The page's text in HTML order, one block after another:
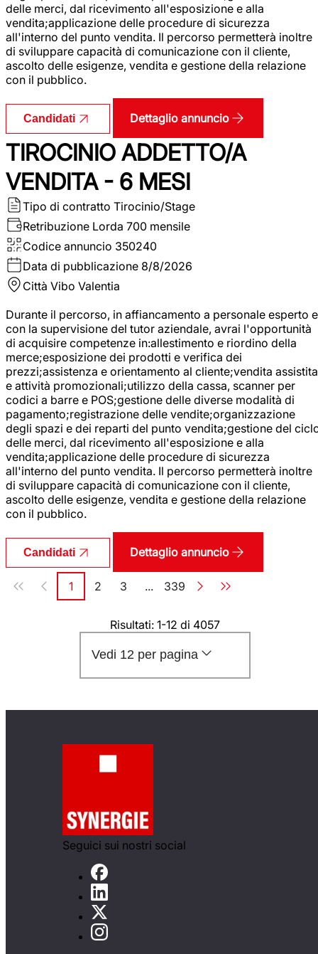
delle merci, dal ricevimento all'esposizione e alla
vendita;applicazione delle procedure di sicurezza
all'interno del punto vendita. Il percorso permetterà inoltre
di sviluppare capacità di comunicazione con il cliente,
ascolto delle esigenze, vendita e gestione della relazione
con il pubblico.
Candidati Dettaglio annuncio
TIROCINIO ADDETTO/A
VENDITA - 6 MESI
Tipo di contratto Tirocinio/Stage
Retribuzione Lorda 700 mensile
Codice annuncio 350240
Data di pubblicazione 8/8/2026
Città Vibo Valentia
Durante il percorso, in affiancamento a personale esperto e
con la supervisione del tutor aziendale, avrai l'opportunità
di acquisire competenze in:allestimento e riordino della
merce;esposizione dei prodotti e verifica dei
prezzi;assistenza e orientamento al cliente;vendita assistita
e attività promozionali;utilizzo della cassa, scanner per
codici a barre e POS;gestione delle diverse modalità di
pagamento;registrazione delle vendite;organizzazione
degli spazi e dei reparti del punto vendita;gestione del
delle merci, dal ricevimento all'esposizione e alla
vendita;applicazione delle procedure di sicurezza
all'interno del punto vendita. Il percorso permetterà inoltre
di sviluppare capacità di comunicazione con il cliente,
ascolto delle esigenze, vendita e gestione della relazione
con il pubblico.
Candidati Dettaglio annuncio
Paginazione
Pagina
1 Pagina
2 Pagina
3 ... Pagina
339
Risultati: 1-12 di 4057
Vedi 12 per pagina
Seguici sui nostri social